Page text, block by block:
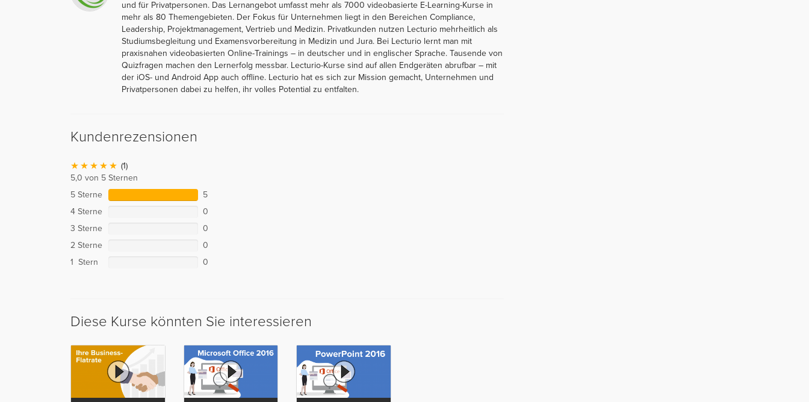
und für Privatpersonen. Das Lernangebot umfasst mehr als 7000 videobasierte E-Learning-Kurse in
mehr als 80 Themengebieten. Der Fokus für Unternehmen liegt in den Bereichen Compliance,
Leadership, Projektmanagement, Vertrieb und Medizin. Privatkunden nutzen Lecturio mehrheitlich als
Studiumsbegleitung und Examensvorbereitung in Medizin und Jura. Bei Lecturio lernt man mit
praxisnahen videobasierten Online-Trainings – in deutscher und in englischer Sprache. Tausende von
Quizfragen machen den Lernerfolg messbar. Lecturio-Kurse sind auf allen Endgeräten abrufbar – mit
der iOS- und Android App auch offline. Lecturio hat es sich zur Mission gemacht, Unternehmen und
Privatpersonen dabei zu helfen, ihr volles Potential zu entfalten.
Kundenrezensionen
(1)
5,0 von 5 Sternen
5 Sterne
5
4 Sterne
0
3 Sterne
0
2 Sterne
0
1 Stern
0
Diese Kurse könnten Sie interessieren